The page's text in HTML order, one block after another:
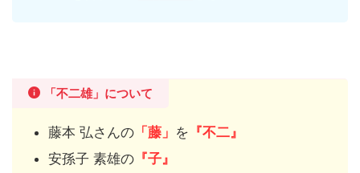
「不二雄」について
藤本 弘さんの 「藤」 を 『不二』
安孫子 素雄の 『子』